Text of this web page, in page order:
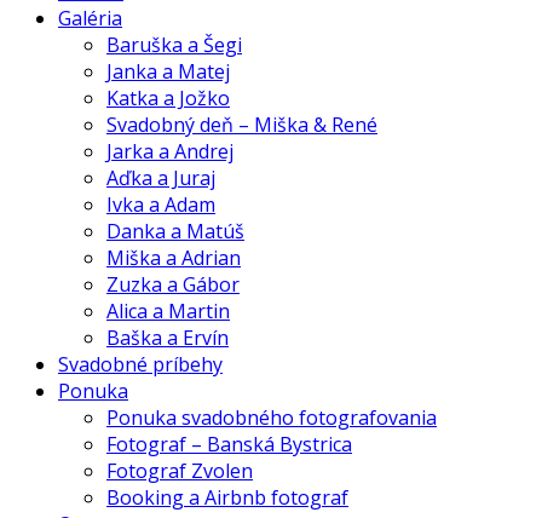
Galéria
Baruška a Šegi
Janka a Matej
Katka a Jožko
Svadobný deň – Miška & René
Jarka a Andrej
Aďka a Juraj
Ivka a Adam
Danka a Matúš
Miška a Adrian
Zuzka a Gábor
Alica a Martin
Baška a Ervín
Svadobné príbehy
Ponuka
Ponuka svadobného fotografovania
Fotograf – Banská Bystrica
Fotograf Zvolen
Booking a Airbnb fotograf